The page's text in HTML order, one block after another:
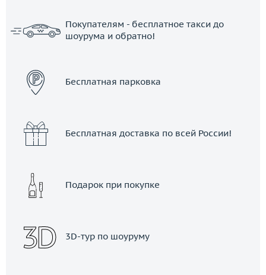
Покупателям - бесплатное такси до
шоурума и обратно!
Бесплатная парковка
Бесплатная доставка по всей России!
Подарок при покупке
3D-тур по шоуруму